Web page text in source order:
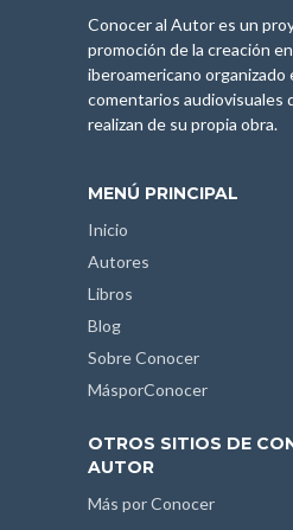
Conocer al Autor es un
promoción de la creación
iberoamericano organizado
comentarios audiovisuales
realizan de su propia obra.
MENÚ PRINCIPAL
Inicio
Autores
Libros
Blog
Sobre Conocer
MásporConocer
OTROS SITIOS DE
AUTOR
Más por Conocer